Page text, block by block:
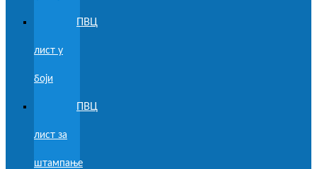
ПВЦ
лист у
боји
ПВЦ
лист за
штампање